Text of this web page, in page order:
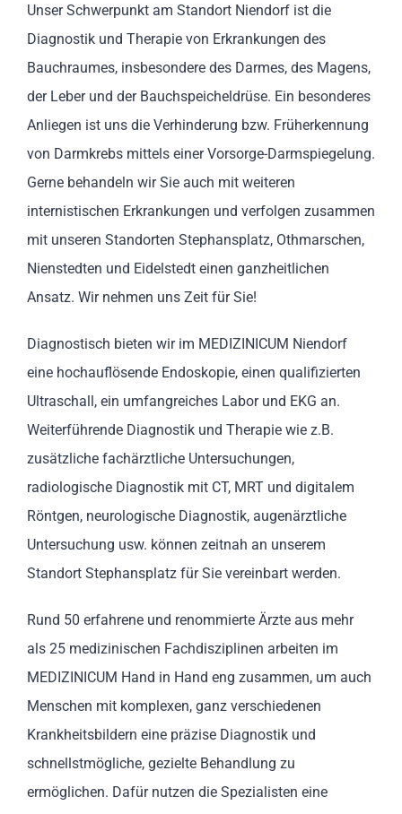
Unser Schwerpunkt am Standort Niendorf ist die
Diagnostik und Therapie von Erkrankungen des
Bauchraumes, insbesondere des Darmes, des Magens,
der Leber und der Bauchspeicheldrüse. Ein besonderes
Anliegen ist uns die Verhinderung bzw. Früherkennung
von Darmkrebs mittels einer Vorsorge-Darmspiegelung.
Gerne behandeln wir Sie auch mit weiteren
internistischen Erkrankungen und verfolgen zusammen
mit unseren Standorten Stephansplatz, Othmarschen,
Nienstedten und Eidelstedt einen ganzheitlichen
Ansatz. Wir nehmen uns Zeit für Sie!
Diagnostisch bieten wir im MEDIZINICUM Niendorf
eine hochauflösende Endoskopie, einen qualifizierten
Ultraschall, ein umfangreiches Labor und EKG an.
Weiterführende Diagnostik und Therapie wie z.B.
zusätzliche fachärztliche Untersuchungen,
radiologische Diagnostik mit CT, MRT und digitalem
Röntgen, neurologische Diagnostik, augenärztliche
Untersuchung usw. können zeitnah an unserem
Standort Stephansplatz für Sie vereinbart werden.
Rund 50 erfahrene und renommierte Ärzte aus mehr
als 25 medizinischen Fachdisziplinen arbeiten im
MEDIZINICUM Hand in Hand eng zusammen, um auch
Menschen mit komplexen, ganz verschiedenen
Krankheitsbildern eine präzise Diagnostik und
schnellstmögliche, gezielte Behandlung zu
ermöglichen. Dafür nutzen die Spezialisten eine